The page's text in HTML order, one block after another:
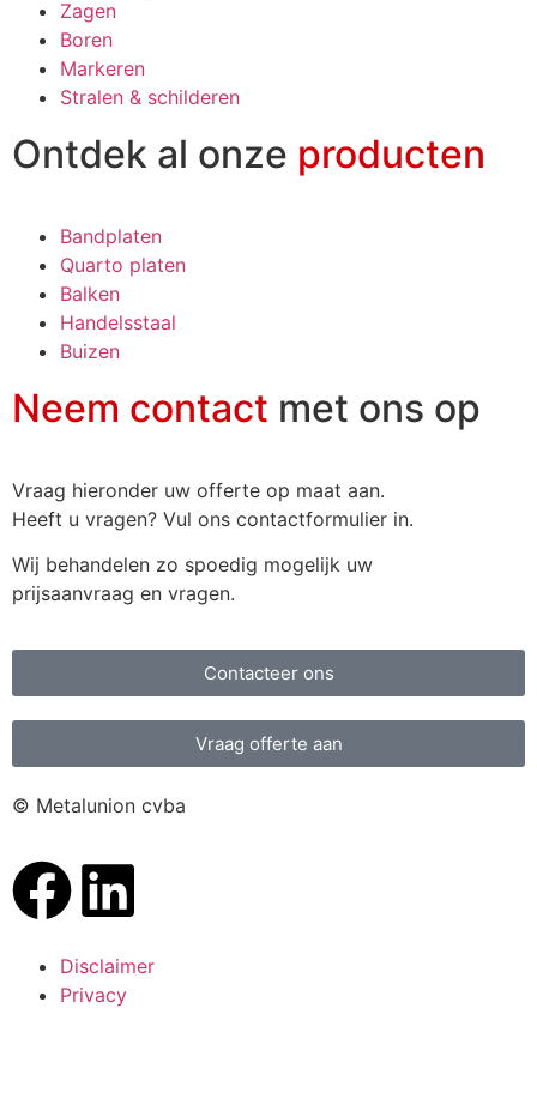
Zagen
Boren
Markeren
Stralen & schilderen
Ontdek al onze producten
Bandplaten
Quarto platen
Balken
Handelsstaal
Buizen
Neem contact met ons op
Vraag hieronder uw offerte op maat aan.
Heeft u vragen? Vul ons contactformulier in.
Wij behandelen zo spoedig mogelijk uw
prijsaanvraag en vragen.
Contacteer ons
Vraag offerte aan
© Metalunion cvba
Disclaimer
Privacy